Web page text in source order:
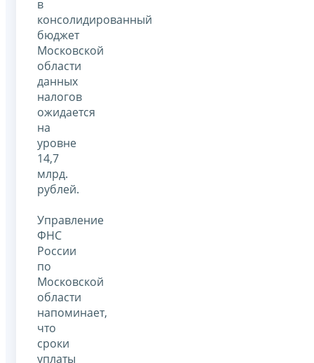
в
консолидированный
бюджет
Московской
области
данных
налогов
ожидается
на
уровне
14,7
млрд.
рублей.
Управление
ФНС
России
по
Московской
области
напоминает,
что
сроки
уплаты